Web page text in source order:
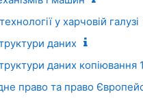
у харчовій галузі
даних
даних копіювання 1
право та право